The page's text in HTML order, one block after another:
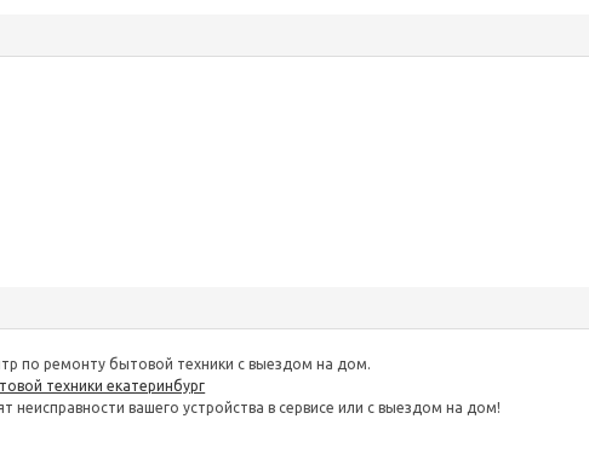
по ремонту бытовой техники с выездом на дом.
техники екатеринбург
неисправности вашего устройства в сервисе или с выездом на дом!